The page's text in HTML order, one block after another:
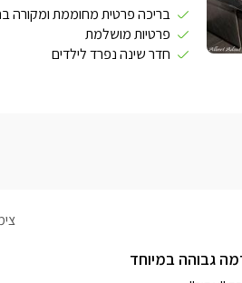
תקרה גבוה במיוחד מרשימה
סלון הסוויטה עם כורסאות חדישות
מיוחדות במינן. למולן ג'קוזי פנימי עגול
חדר הרחצה שבסוויטה מרווח ופתוח,
מראה עגולה וארונית עץ גדולה בה
בריכה פרטית מחוממת ומקורה
פרטיות מושלמת
חדר שינה נפרד לילדים
גבוהה במיוחד